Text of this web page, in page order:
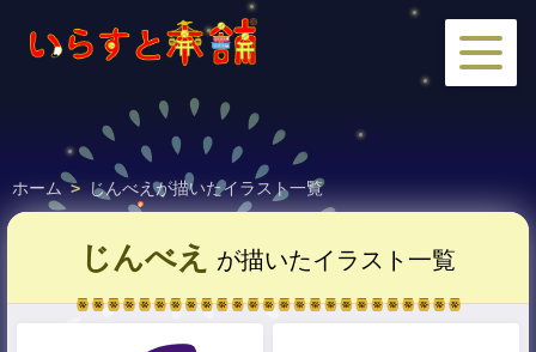
ホーム > じんべえが描いたイラスト一覧
じんべえ が描いたイラスト一覧